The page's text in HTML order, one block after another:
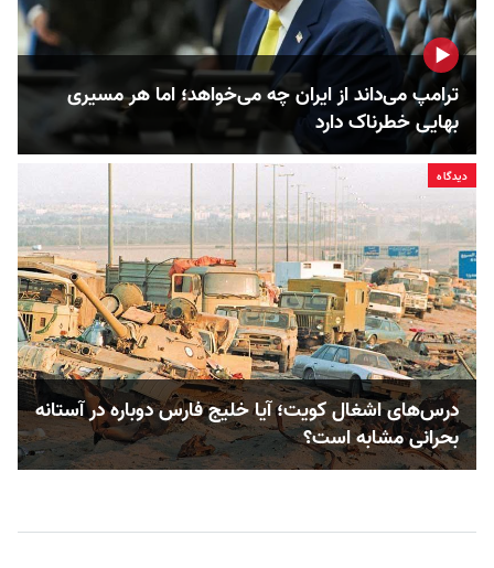
ترامپ می‌داند از ایران چه می‌خواهد؛ اما هر مسیری
بهایی خطرناک دارد
دیدگاه
درس‌های اشغال کویت؛ آیا خلیج فارس دوباره در آستانه
بحرانی مشابه است؟